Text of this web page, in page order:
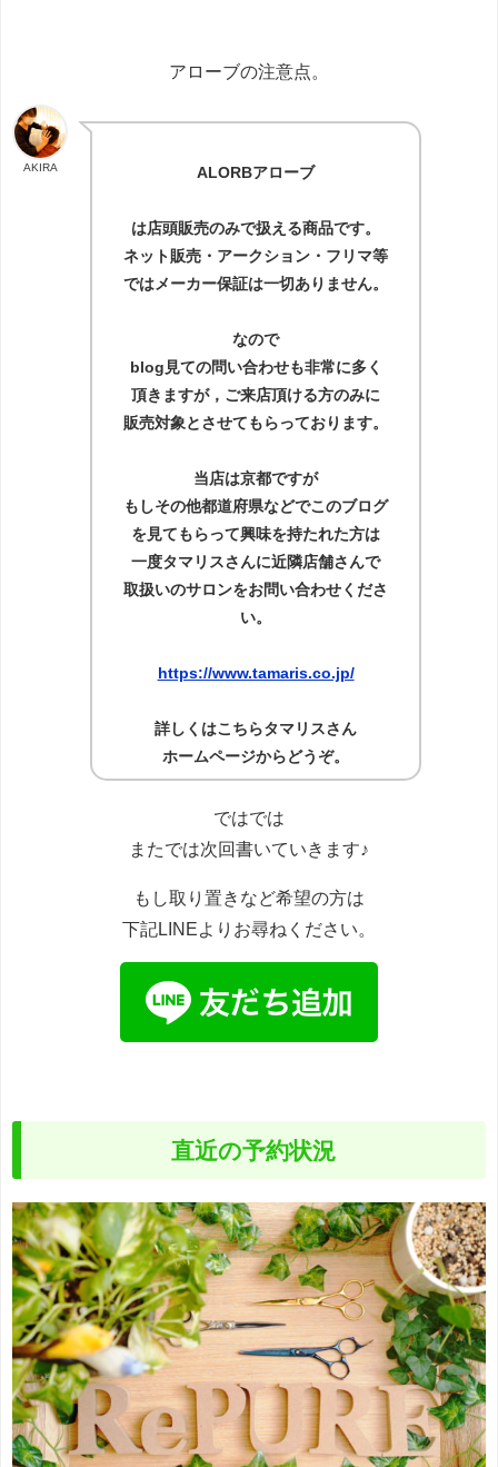
アローブの注意点。
AKIRA ALORBアローブ
は店頭販売のみで扱える商品です。
ネット販売・アークション・フリマ等
ではメーカー保証は一切ありません。
なので
blog見ての問い合わせも非常に多く
頂きますが，ご来店頂ける方のみに
販売対象とさせてもらっております。
当店は京都ですが
もしその他都道府県などでこのブログ
を見てもらって興味を持たれた方は
一度タマリスさんに近隣店舗さんで
取扱いのサロンをお問い合わせくださ
い。
https://www.tamaris.co.jp/
詳しくはこちらタマリスさん
ホームページからどうぞ。
ではでは
またでは次回書いていきます♪
もし取り置きなど希望の方は
下記LINEよりお尋ねください。
直近の予約状況